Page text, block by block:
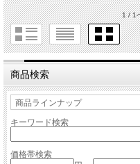
1 / 1
商品検索
キーワード検索
価格帯検索